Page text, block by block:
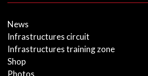
News
Infrastructures circuit
Infrastructures training zone
Shop
Photos